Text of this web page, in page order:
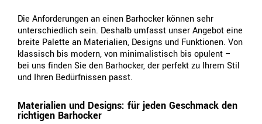
Die Anforderungen an einen Barhocker können sehr
unterschiedlich sein. Deshalb umfasst unser Angebot eine
breite Palette an Materialien, Designs und Funktionen. Von
klassisch bis modern, von minimalistisch bis opulent –
bei uns finden Sie den Barhocker, der perfekt zu Ihrem Stil
und Ihren Bedürfnissen passt.
Materialien und Designs: für jeden Geschmack den
richtigen Barhocker